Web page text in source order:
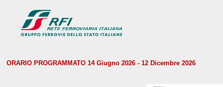
ORARIO PROGRAMMATO 14 Giugno 2026 - 12 Dicembre 2026